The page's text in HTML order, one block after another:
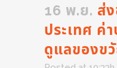
16 พ.ย. ส่
ประเทศ ค่
ดูแลของข